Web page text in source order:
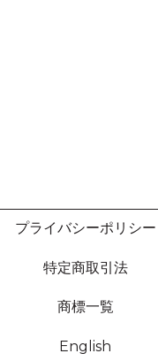
プライバシーポリシー
特定商取引法
商標一覧
English